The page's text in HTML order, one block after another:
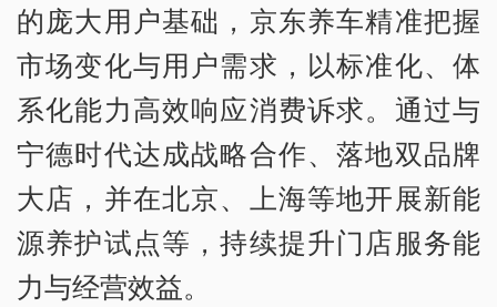
的庞大用户基础，京东养车精准把握
市场变化与用户需求，以标准化、体
系化能力高效响应消费诉求。通过与
宁德时代达成战略合作、落地双品牌
大店，并在北京、上海等地开展新能
源养护试点等，持续提升门店服务能
力与经营效益。